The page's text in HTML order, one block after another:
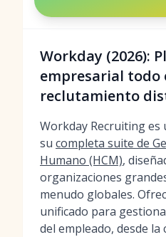
Workday (2026):
empresarial todo
reclutamiento
Workday Recruiting
su completa suite de
Humano (HCM),
organizaciones
menudo globales.
unificado para
del empleado, desde